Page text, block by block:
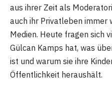
aus ihrer Zeit als
auch ihr Privatleben immer
Medien. Heute fragen sich
Gülcan Kamps hat, was
ist und warum sie ihre
Öffentlichkeit heraushält.